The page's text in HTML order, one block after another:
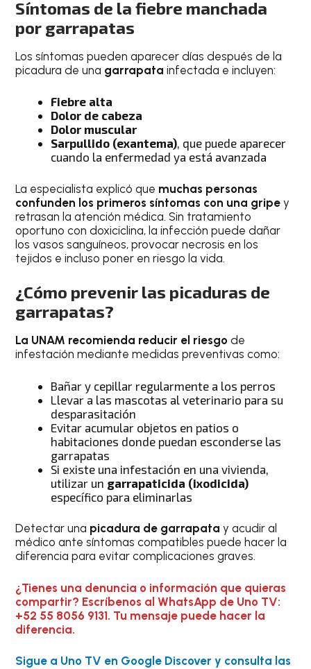
Síntomas de la fiebre manchada
por garrapatas
Los síntomas pueden aparecer días después de la
picadura de una garrapata infectada e incluyen:
Fiebre alta
Dolor de cabeza
Dolor muscular
Sarpullido (exantema), que puede aparecer
cuando la enfermedad ya está avanzada
La especialista explicó que muchas personas
confunden los primeros síntomas con una gripe y
retrasan la atención médica. Sin tratamiento
oportuno con doxiciclina, la infección puede dañar
los vasos sanguíneos, provocar necrosis en los
tejidos e incluso poner en riesgo la vida.
¿Cómo prevenir las picaduras de
garrapatas?
La UNAM recomienda reducir el riesgo de
infestación mediante medidas preventivas como:
Bañar y cepillar regularmente a los perros
Llevar a las mascotas al veterinario para su
desparasitación
Evitar acumular objetos en patios o
habitaciones donde puedan esconderse las
garrapatas
Si existe una infestación en una vivienda,
utilizar un garrapaticida (ixodicida)
específico para eliminarlas
Detectar una picadura de garrapata y acudir al
médico ante síntomas compatibles puede hacer la
diferencia para evitar complicaciones graves.
¿Tienes una denuncia o información que quieras
compartir? Escríbenos al WhatsApp de Uno TV:
+52 55 8056 9131. Tu mensaje puede hacer la
diferencia.
Sigue a Uno TV en Google Discover y consulta las